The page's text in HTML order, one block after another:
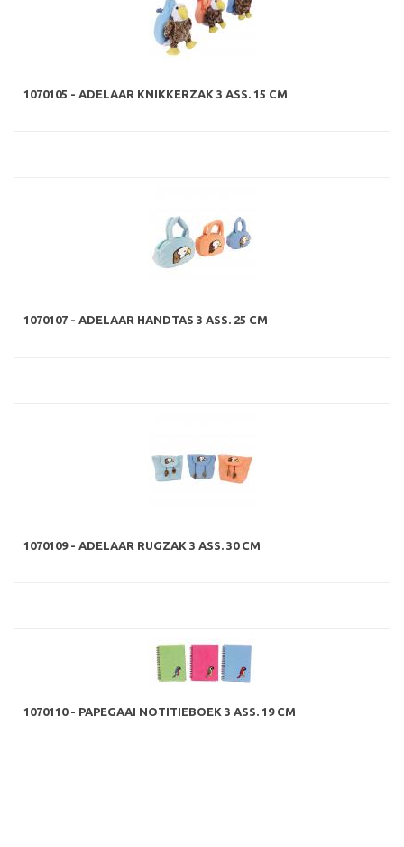
1070105 - ADELAAR KNIKKERZAK 3 ASS. 15 CM
1070107 - ADELAAR HANDTAS 3 ASS. 25 CM
1070109 - ADELAAR RUGZAK 3 ASS. 30 CM
1070110 - PAPEGAAI NOTITIEBOEK 3 ASS. 19 CM